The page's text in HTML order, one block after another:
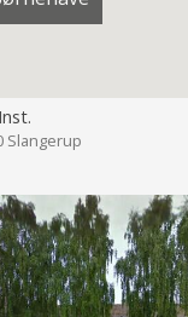
Slangerup